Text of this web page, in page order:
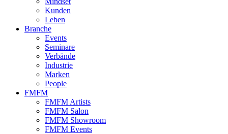
Kunden
Leben
Branche
Events
Seminare
Verbände
Industrie
Marken
People
FMFM
FMFM Artists
FMFM Salon
FMFM Showroom
FMFM Events